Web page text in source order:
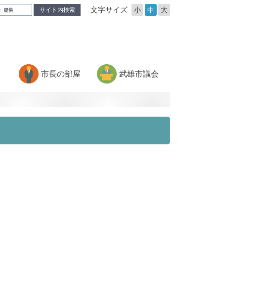
サイト内検索 文字サイズ 小 中 大
市長の部屋 武雄市議会